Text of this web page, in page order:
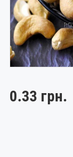
0.33 грн.